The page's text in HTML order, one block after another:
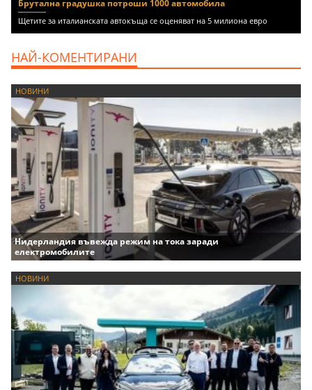
Брутална градушка потроши 1000 автомобила
Щетите за италианската автокъща се оценяват на 5 милиона евро
НАЙ-КОМЕНТИРАНИ
НОВИНИ
Нидерландия въвежда режим на тока заради
електромобилите
НОВИНИ